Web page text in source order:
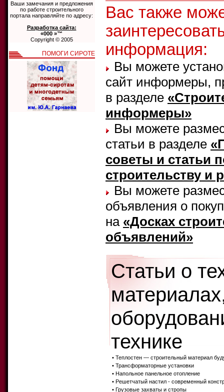
Вас также
информация:
Вы можете
сайт информеры,
в разделе
информеры»
Вы можете
статьи в разделе
советы и статьи
строительству и
Вы можете
объявления о
на «Досках
объявлений»
Статьи о
технике
• Теплостен — строительный материал
• Трансформаторные установки
• Напольное панельное отопление
• Решетчатый настил - современный
• Грузовые захваты и стропы
Ваши замечания и предложения
по работе строительного
портала направляйте по адресу:
Разработка сайта:
«000 »™
Copyright © 2005
ПОМОГИ СИРОТЕ